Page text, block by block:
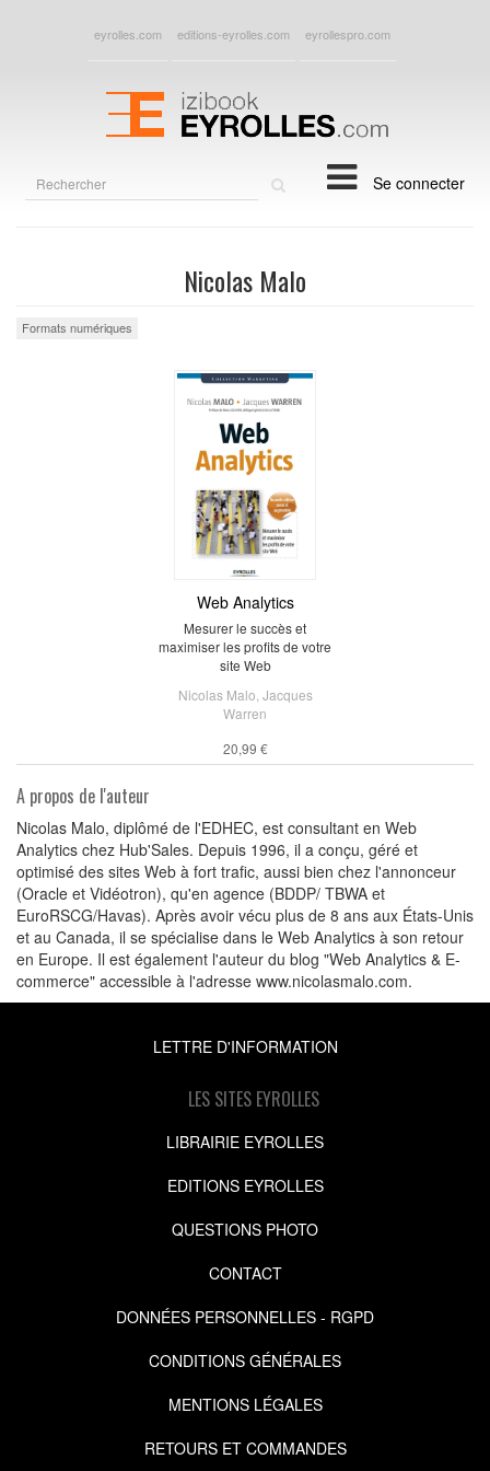
eyrolles.com editions-eyrolles.com eyrollespro.com
Se connecter
Nicolas Malo
Formats numériques
Web Analytics
Mesurer le succès et
maximiser les profits de votre
site Web
Nicolas Malo Jacques
Warren
20,99 €
A propos de l'auteur
Nicolas Malo, diplômé de l'EDHEC, est consultant en Web
Analytics chez Hub'Sales. Depuis 1996, il a conçu, géré et
optimisé des sites Web à fort trafic, aussi bien chez l'annonceur
(Oracle et Vidéotron), qu'en agence (BDDP/ TBWA et
EuroRSCG/Havas). Après avoir vécu plus de 8 ans aux États-Unis
et au Canada, il se spécialise dans le Web Analytics à son retour
en Europe. Il est également l'auteur du blog "Web Analytics & E-
commerce" accessible à l'adresse www.nicolasmalo.com.
LETTRE D'INFORMATION
LES SITES EYROLLES
LIBRAIRIE EYROLLES
EDITIONS EYROLLES
QUESTIONS PHOTO
CONTACT
DONNÉES PERSONNELLES - RGPD
CONDITIONS GÉNÉRALES
MENTIONS LÉGALES
RETOURS ET COMMANDES